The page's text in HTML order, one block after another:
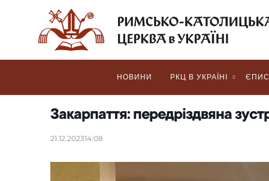
НОВИНИ РКЦ В УКРАЇНІ
Закарпаття: передріздвяна
21.12.202314:08